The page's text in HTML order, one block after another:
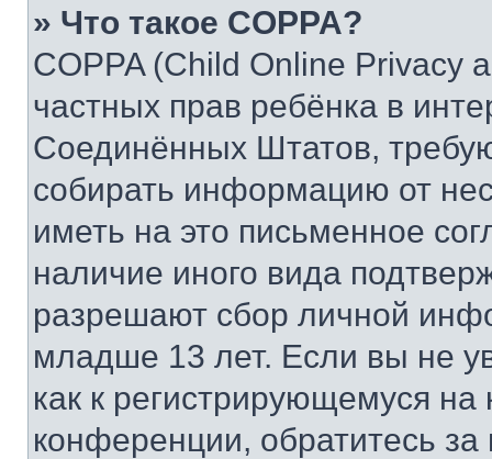
» Что такое COPPA?
COPPA (Child Online Privacy
частных прав ребёнка в
Соединённых Штатов,
собирать информацию от
иметь на это письменное
наличие иного вида
разрешают сбор личной
младше 13 лет. Если вы не
как к регистрирующемуся
конференции, обратитесь